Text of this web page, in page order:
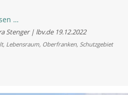
…
Quellbach
im
Stenger | lbv.de 19.12.2022
, Lebensraum, Oberfranken, Schutzgebiet